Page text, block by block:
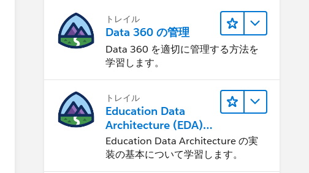
トレイル
Data 360 の管理
Data 360 を適切に管理する方法を
学習します。
トレイル
Education Data
Architecture (EDA)
の管理
Education Data Architecture の実
装の基本について学習します。